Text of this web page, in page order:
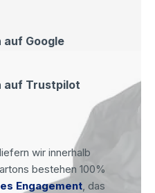
Google
auf Trustpilot
wir innerhalb
bestehen 100%
Engagement, das